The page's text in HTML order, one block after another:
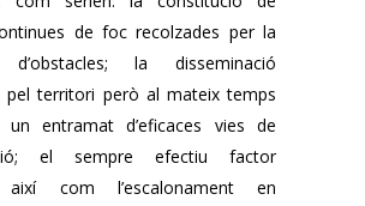
de foc recolzades per la
d’obstacles; la disseminació
pel territori però al mateix temps
entramat d’eficaces vies de
el sempre efectiu factor
així com l’escalonament en